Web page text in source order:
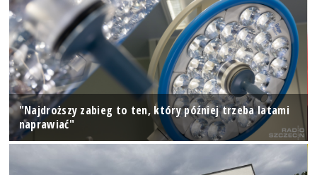
"Najdroższy zabieg to ten, który później trzeba latami
naprawiać"